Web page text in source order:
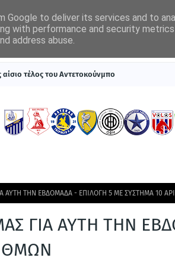
ΠΡΩΤΟΣΕΛΙΔΑ
τέλος του Αντετοκούνμπο
ΑΥΤΗ ΤΗΝ ΕΒΔΟΜΑΔΑ - ΕΠΙΛΟΓΗ 5 ΜΕ ΣΥΣΤΗΜΑ 10
ΓΙΑ ΑΥΤΗ ΤΗΝ
Google to deliver its services and to
with performance and security
address abuse.